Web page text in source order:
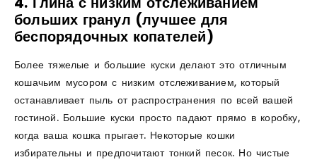
больших гранул (лучшее для
беспорядочных копателей)
Более тяжелые и большие куски делают это отличным
кошачьим мусором с низким отслеживанием, который
останавливает пыль от распространения по всей вашей
гостиной. Большие куски просто падают прямо в коробку,
когда ваша кошка прыгает. Некоторые кошки
избирательны и предпочитают тонкий песок. Но чистые